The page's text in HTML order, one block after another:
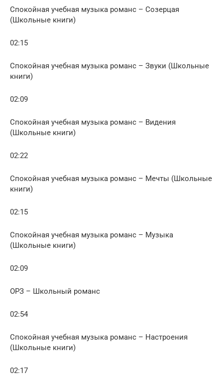
Спокойная учебная музыка романс – Созерцая
(Школьные книги)
02:15
Спокойная учебная музыка романс – Звуки (Школьные
книги)
02:09
Спокойная учебная музыка романс – Видения
(Школьные книги)
02:22
Спокойная учебная музыка романс – Мечты (Школьные
книги)
02:15
Спокойная учебная музыка романс – Музыка
(Школьные книги)
02:09
ОРЗ – Школьный романс
02:54
Спокойная учебная музыка романс – Настроения
(Школьные книги)
02:17